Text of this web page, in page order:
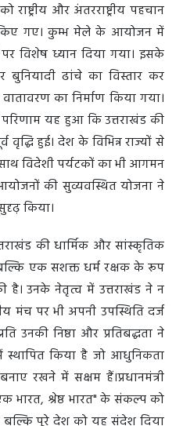
और अंतरराष्ट्रीय पहचान
गए। कुम्भ मेले के आयोजन में
विशेष ध्यान दिया गया। इसके
बुनियादी ढांचे का विस्तार कर
का निर्माण किया गया।
यह हुआ कि उत्तराखंड की
वृद्धि हुई। देश के विभिन्न राज्यों से
विदेशी पर्यटकों का भी आगमन
की सुव्यवस्थित योजना ने
किया।
की धार्मिक और सांस्कृतिक
एक सशक्त धर्म रक्षक के रूप
है। उनके नेतृत्व में उत्तराखंड ने न
मंच पर भी अपनी उपस्थिति दर्ज
उनकी निष्ठा और प्रतिबद्धता ने
किया है जो आधुनिकता
रखने में सक्षम हैं।प्रधानमंत्री
भारत, श्रेष्ठ भारत" के संकल्प को